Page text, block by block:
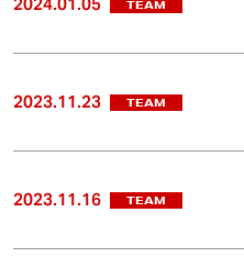
TEAM
2023.11.23 TEAM
2023.11.16 TEAM